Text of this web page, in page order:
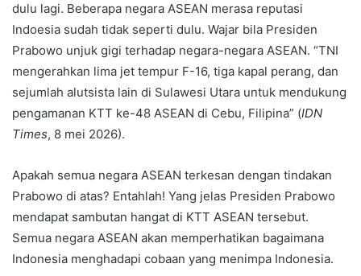
dulu lagi. Beberapa negara ASEAN merasa reputasi
Indoesia sudah tidak seperti dulu. Wajar bila Presiden
Prabowo unjuk gigi terhadap negara-negara ASEAN. “TNI
mengerahkan lima jet tempur F-16, tiga kapal perang, dan
sejumlah alutsista lain di Sulawesi Utara untuk mendukung
pengamanan KTT ke-48 ASEAN di Cebu, Filipina” (IDN
Times, 8 mei 2026).
Apakah semua negara ASEAN terkesan dengan tindakan
Prabowo di atas? Entahlah! Yang jelas Presiden Prabowo
mendapat sambutan hangat di KTT ASEAN tersebut.
Semua negara ASEAN akan memperhatikan bagaimana
Indonesia menghadapi cobaan yang menimpa Indonesia.